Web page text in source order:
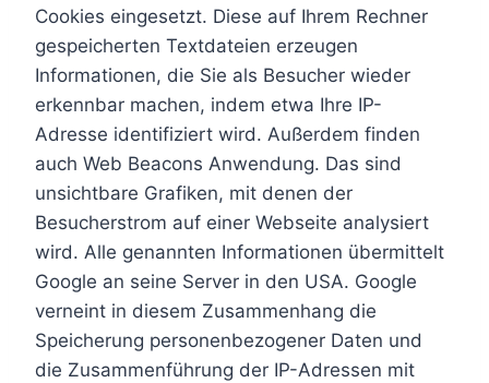
Cookies eingesetzt. Diese auf Ihrem Rechner
gespeicherten Textdateien erzeugen
Informationen, die Sie als Besucher wieder
erkennbar machen, indem etwa Ihre IP-
Adresse identifiziert wird. Außerdem finden
auch Web Beacons Anwendung. Das sind
unsichtbare Grafiken, mit denen der
Besucherstrom auf einer Webseite analysiert
wird. Alle genannten Informationen übermittelt
Google an seine Server in den USA. Google
verneint in diesem Zusammenhang die
Speicherung personenbezogener Daten und
die Zusammenführung der IP-Adressen mit